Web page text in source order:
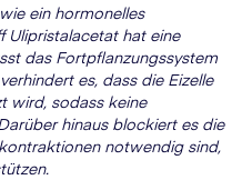
ein hormonelles
Ulipristalacetat hat eine
das Fortpflanzungssystem
es, dass die Eizelle
wird, sodass keine
hinaus blockiert es die
notwendig sind,